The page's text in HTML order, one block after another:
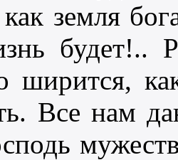
как земля
будет!..
ширится,
Все нам